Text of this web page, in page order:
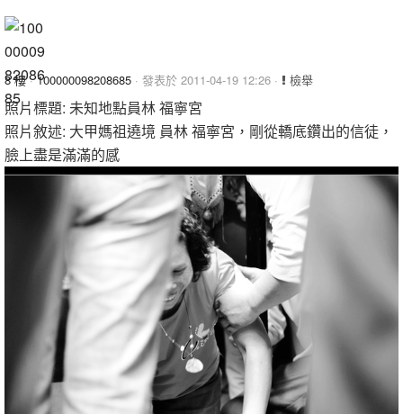
8 樓·100000098208685 · 發表於 2011-04-19 12:26 · 檢舉
照片標題: 未知地點員林 福寧宮
照片敘述: 大甲媽祖遶境 員林 福寧宮，剛從轎底鑽出的信徒，
臉上盡是滿滿的感